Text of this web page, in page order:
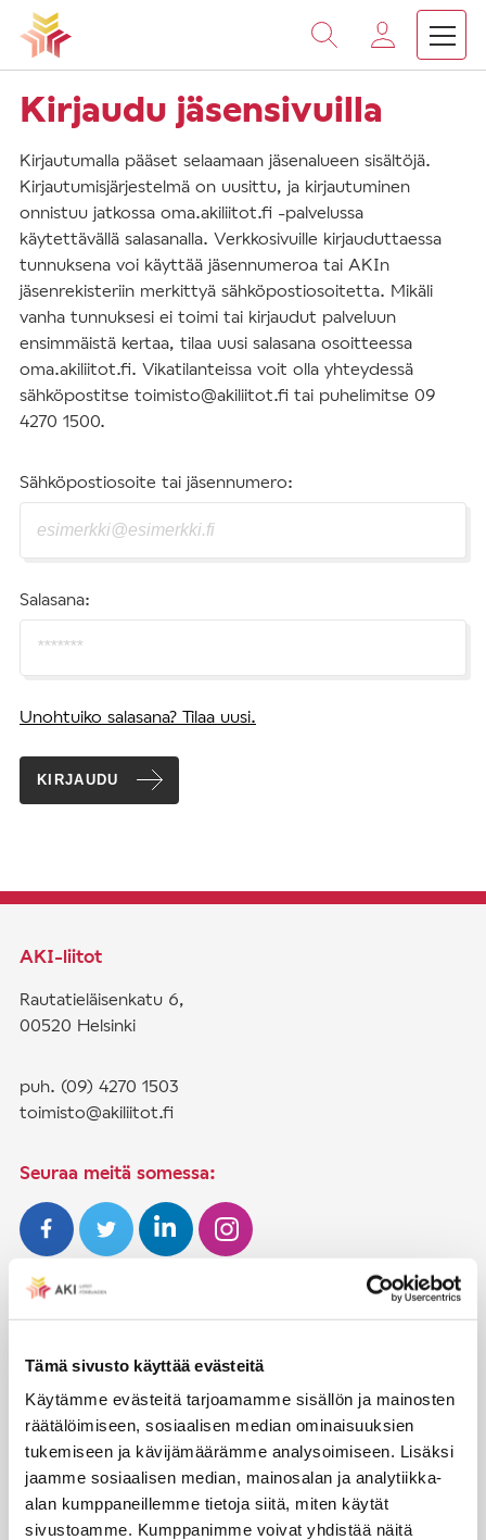
Tämä sivusto käyttää evästeitä
Käytämme evästeitä tarjoamamme sisällön ja mainosten
räätälöimiseen, sosiaalisen median ominaisuuksien
tukemiseen ja kävijämäärämme analysoimiseen. Lisäksi
jaamme sosiaalisen median, mainosalan ja analytiikka-
alan kumppaneillemme tietoja siitä, miten käytät
sivustoamme. Kumppanimme voivat yhdistää näitä
Vieritä
sisältöön
Kirjaudu jäsensivuilla
Kirjautumalla pääset selaamaan jäsenalueen sisältöjä.
Kirjautumisjärjestelmä on uusittu, ja kirjautuminen
onnistuu jatkossa oma.akiliitot.fi -palvelussa
käytettävällä salasanalla. Verkkosivuille kirjauduttaessa
tunnuksena voi käyttää jäsennumeroa tai AKIn
jäsenrekisteriin merkittyä sähköpostiosoitetta. Mikäli
vanha tunnuksesi ei toimi tai kirjaudut palveluun
ensimmäistä kertaa, tilaa uusi salasana osoitteessa
oma.akiliitot.fi. Vikatilanteissa voit olla yhteydessä
sähköpostitse toimisto@akiliitot.fi tai puhelimitse 09
4270 1500.
Sähköpostiosoite tai jäsennumero:
Salasana:
Unohtuiko salasana? Tilaa uusi.
KIRJAUDU
AKI-liitot
Rautatieläisenkatu 6,
00520 Helsinki
puh. (09) 4270 1503
toimisto@akiliitot.fi
Seuraa meitä somessa:
Henkilöjäsenyys
Liittojäsenyys
Jäsenmaksujen työnantajaperintä
Jäsentietojen päivittäminen
Matkalaskut